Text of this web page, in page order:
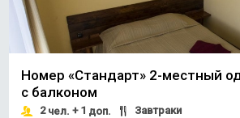
Номер «Стандарт» 2-местный
с балконом
2чел. + 1 доп.
Завтраки